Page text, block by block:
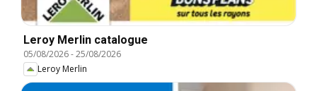
Leroy Merlin catalogue
05/08/2026-25/08/2026
Leroy Merlin